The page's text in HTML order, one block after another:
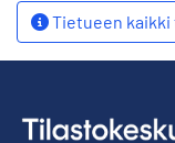
Tietueen